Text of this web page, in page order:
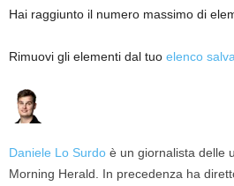
Hai raggiunto il numero massimo di
Rimuovi gli elementi dal tuo elenco
Daniele Lo Surdo è un giornalista delle
Morning Herald. In precedenza ha